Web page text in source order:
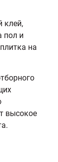
клей,
пол и
на
высокое